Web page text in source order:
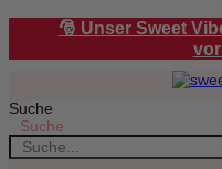
springen
🎅 Unser Sweet
Suche
Suche